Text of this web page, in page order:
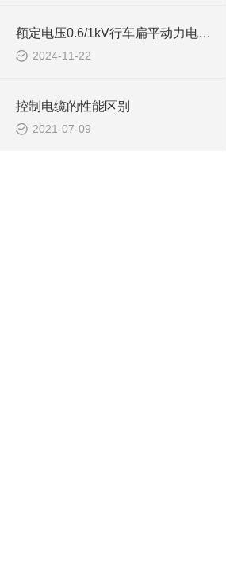
额定电压0.6/1kV行车扁平动力电缆如何挑选
2024-11-22
控制电缆的性能区别
2021-07-09